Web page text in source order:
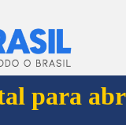
para